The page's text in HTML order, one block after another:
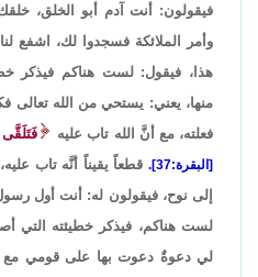
فيقولون: أنت آدم أبو الخلق،
وأمر الملائكة فسجدوا لك، اشفع
هذا، فيقول: لست هناكم فيذكر
منها، يعني: يستحي من الله تعالى
فعلته، مع أنَّ الله تاب عليه
[البقرة:37].
قطعاً يقيناً أنَّه تاب
إلى نوح، فيقولون له: أنت أول
لست هناكم، فيذكر خطيئته التي
لي دعوةٌ دعوت بها على قومي مع